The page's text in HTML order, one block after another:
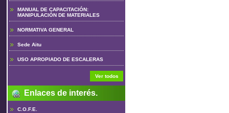
MANUAL DE CAPACITACIÓN:
MANIPULACIÓN DE MATERIALES
NORMATIVA GENERAL
Sede Aitu
USO APROPIADO DE ESCALERAS
Ver todos
Enlaces de interés.
C.O.F.E.